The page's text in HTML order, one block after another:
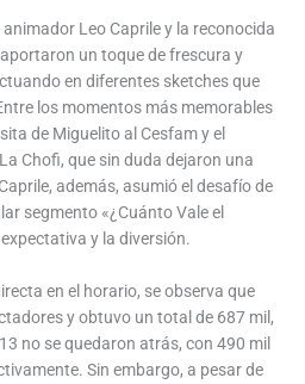
Leo Caprile y la reconocida
un toque de frescura y
en diferentes sketches que
los momentos más memorables
de Miguelito al Cesfam y el
Chofi, que sin duda dejaron una
además, asumió el desafío de
segmento «¿Cuánto Vale el
y la diversión.
en el horario, se observa que
y obtuvo un total de 687 mil,
no se quedaron atrás, con 490 mil
Sin embargo, a pesar de